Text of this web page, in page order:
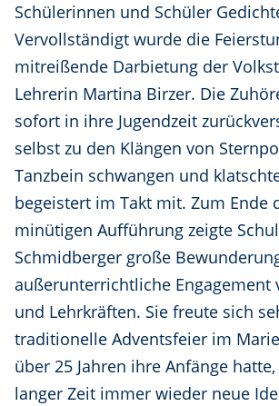
Schülerinnen und Schüler
Vervollständigt wurde die
mitreißende Darbietung der
Lehrerin Martina Birzer. Die
sofort in ihre Jugendzeit
selbst zu den Klängen von
Tanzbein schwangen und
begeistert im Takt mit. Zum Ende
minütigen Aufführung zeigte
Schmidberger große
außerunterrichtliche Engagement
und Lehrkräften. Sie freute sich
traditionelle Adventsfeier im
über 25 Jahren ihre Anfänge
langer Zeit immer wieder neue